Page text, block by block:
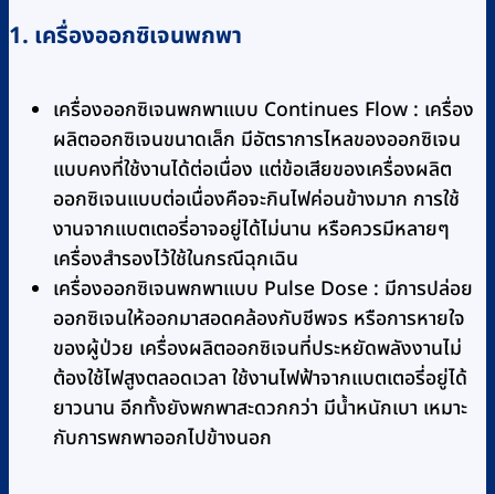
1. เครื่องออกซิเจนพกพา
เครื่องออกซิเจนพกพาแบบ Continues Flow : เครื่อง
ผลิตออกซิเจนขนาดเล็ก มีอัตราการไหลของออกซิเจน
แบบคงที่ใช้งานได้ต่อเนื่อง แต่ข้อเสียของเครื่องผลิต
ออกซิเจนแบบต่อเนื่องคือจะกินไฟค่อนข้างมาก การใช้
งานจากแบตเตอรี่อาจอยู่ได้ไม่นาน หรือควรมีหลายๆ
เครื่องสำรองไว้ใช้ในกรณีฉุกเฉิน
เครื่องออกซิเจนพกพาแบบ Pulse Dose : มีการปล่อย
ออกซิเจนให้ออกมาสอดคล้องกับชีพจร หรือการหายใจ
ของผู้ป่วย เครื่องผลิตออกซิเจนที่ประหยัดพลังงานไม่
ต้องใช้ไฟสูงตลอดเวลา ใช้งานไฟฟ้าจากแบตเตอรี่อยู่ได้
ยาวนาน อีกทั้งยังพกพาสะดวกกว่า มีน้ำหนักเบา เหมาะ
กับการพกพาออกไปข้างนอก